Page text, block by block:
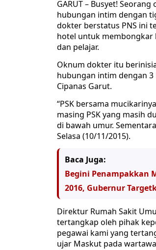
GARUT – Busyet!
hubungan intim dengan
dokter berstatus PNS ini
hotel untuk membongkar
dan pelajar.
Oknum dokter itu
hubungan intim dengan 3
Cipanas Garut.
“PSK bersama
masing PSK yang masih
di bawah umur.
Selasa (10/11/2015).
Baca Juga:
Begini Penampakkan
2016, Gubernur
Direktur Rumah Sakit
tertangkap oleh pihak
pegawai kami yang
ujar Maskut pada